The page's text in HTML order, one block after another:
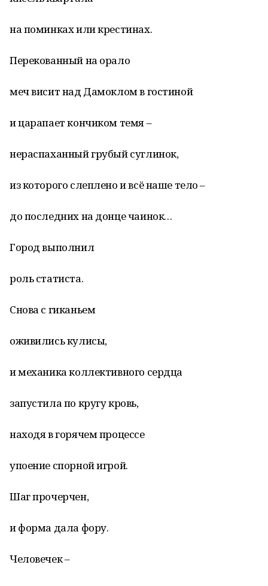
на поминках или крестинах.
Перекованный на орало
меч висит над Дамоклом в гостиной
и царапает кончиком темя –
нераспаханный грубый суглинок,
из которого слеплено и всё наше тело –
до последних на донце чаинок…
Город выполнил
роль статиста.
Снова с гиканьем
оживились кулисы,
и механика коллективного сердца
запустила по кругу кровь,
находя в горячем процессе
упоение спорной игрой.
Шаг прочерчен,
и форма дала фору.
Человечек –